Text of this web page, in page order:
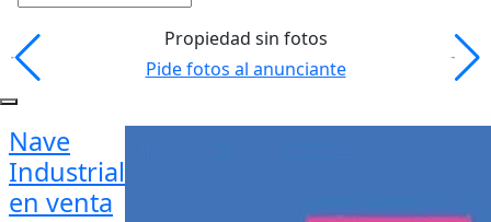
Propiedad sin fotos
Pide fotos al anunciante
Nave
Industrial
en venta